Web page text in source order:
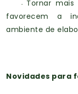
Tornar
favorecem a
ambiente de
Novidades para